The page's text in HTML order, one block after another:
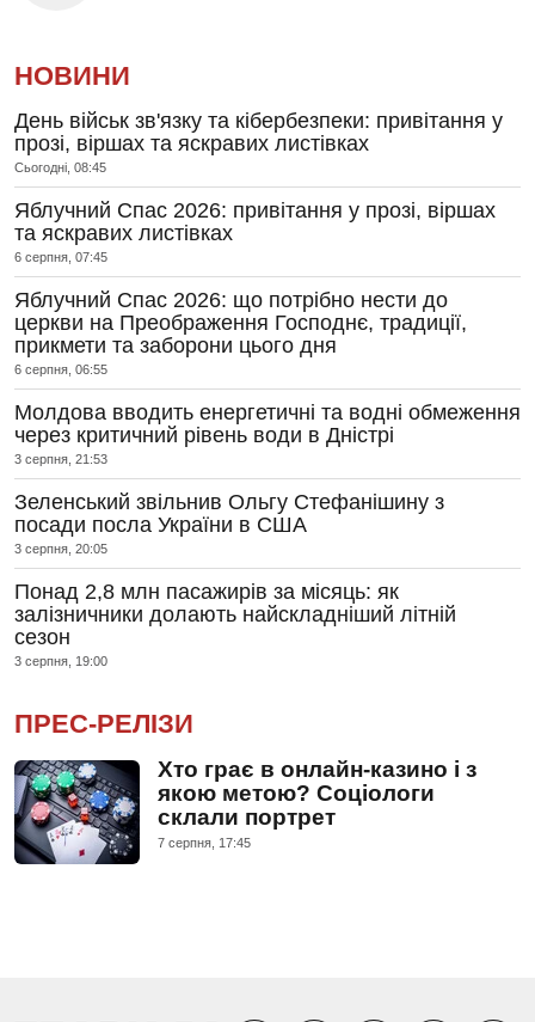
НОВИНИ
День військ зв'язку та кібербезпеки: привітання у
прозі, віршах та яскравих листівках
Сьогодні, 08:45
Яблучний Спас 2026: привітання у прозі, віршах
та яскравих листівках
6 серпня, 07:45
Яблучний Спас 2026: що потрібно нести до
церкви на Преображення Господнє, традиції,
прикмети та заборони цього дня
6 серпня, 06:55
Молдова вводить енергетичні та водні обмеження
через критичний рівень води в Дністрі
3 серпня, 21:53
Зеленський звільнив Ольгу Стефанішину з
посади посла України в США
3 серпня, 20:05
Понад 2,8 млн пасажирів за місяць: як
залізничники долають найскладніший літній
сезон
3 серпня, 19:00
ПРЕС-РЕЛІЗИ
Хто грає в онлайн-казино і з
якою метою? Соціологи
склали портрет
7 серпня, 17:45